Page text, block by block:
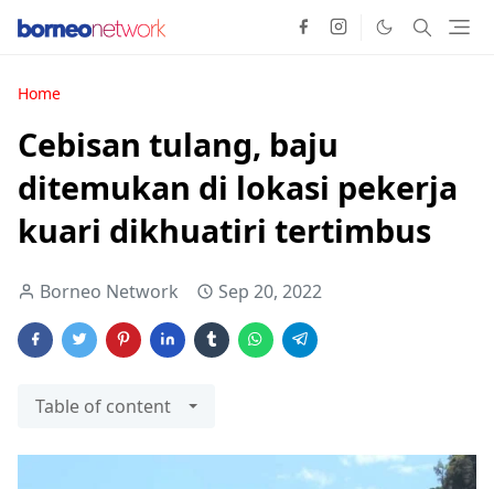
Home
Cebisan tulang, baju
ditemukan di lokasi pekerja
kuari dikhuatiri tertimbus
Borneo Network Sep 20, 2022
Table of content